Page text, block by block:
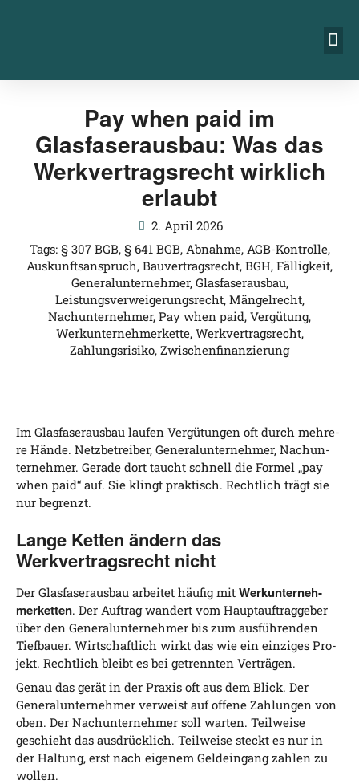
Pay when paid im
Glasfaserausbau: Was das
Werkvertragsrecht wirklich
erlaubt
2. April 2026
Tags: § 307 BGB, § 641 BGB, Abnahme, AGB-Kontrolle,
Auskunftsanspruch, Bauvertragsrecht, BGH, Fälligkeit,
Generalunternehmer, Glasfaserausbau,
Leistungsverweigerungsrecht, Mängelrecht,
Nachunternehmer, Pay when paid, Vergütung,
Werkunternehmerkette, Werkvertragsrecht,
Zahlungsrisiko, Zwischenfinanzierung
Im Glas­fa­ser­aus­bau lau­fen Ver­gü­tun­gen oft durch meh­re­
re Hän­de. Netz­be­trei­ber, Gene­ral­un­ter­neh­mer, Nach­un­
ter­neh­mer. Gera­de dort taucht schnell die For­mel „pay
when paid“ auf. Sie klingt prak­tisch. Recht­lich trägt sie
nur begrenzt.
Lange Ketten ändern das
Werkvertragsrecht nicht
Der Glas­fa­ser­aus­bau arbei­tet häu­fig mit Werk­un­ter­neh­
mer­ket­ten. Der Auf­trag wan­dert vom Haupt­auf­trag­ge­ber
über den Gene­ral­un­ter­neh­mer bis zum aus­füh­ren­den
Tief­bau­er. Wirt­schaft­lich wirkt das wie ein ein­zi­ges Pro­
jekt. Recht­lich bleibt es bei getrenn­ten Verträgen.
Genau das gerät in der Pra­xis oft aus dem Blick. Der
Gene­ral­un­ter­neh­mer ver­weist auf offe­ne Zah­lun­gen von
oben. Der Nach­un­ter­neh­mer soll war­ten. Teil­wei­se
geschieht das aus­drück­lich. Teil­wei­se steckt es nur in
der Hal­tung, erst nach eige­nem Geld­ein­gang zah­len zu
wollen.